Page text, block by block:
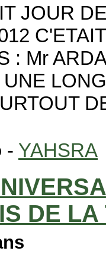
JOUR
: Mr
- YAHSRA
DE